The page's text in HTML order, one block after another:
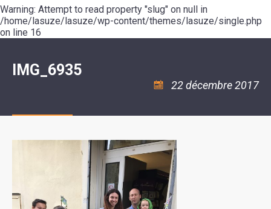
COULÉE
DOUCE
SÉCURITÉ
/
RISQUES
MAJEURS
CARAVANES
LA
HALTE
FLUVIALE
LA
SUZE
Warning: Attempt to read property "slug" on null in
/home/lasuze/lasuze/wp-content/themes/lasuze/single.php
on line 16
IMG_6935
22 décembre 2017